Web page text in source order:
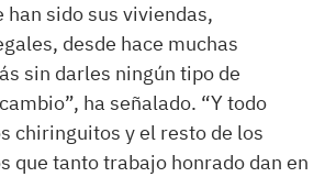
han sido sus viviendas,
desde hace muchas
sin darles ningún tipo de
ha señalado. “Y todo
chiringuitos y el resto de los
que tanto trabajo honrado dan en